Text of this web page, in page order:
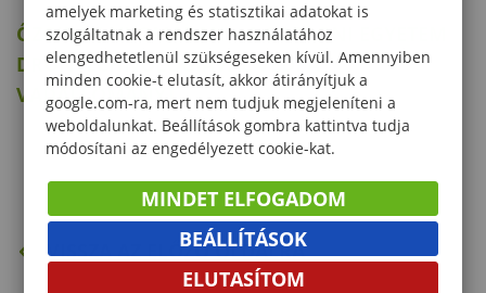
ŐZGIDÁK NYOMÁBAN – A SOPRONI EGYETEM
DRÓNTECHNOLÓGIÁVAL VÉDI A
VADÁLLOMÁNYT
VISSZA AZ ELŐZŐ OLDALRA
amelyek marketing és statisztikai adatokat is
szolgáltatnak a rendszer használatához
elengedhetetlenül szükségeseken kívül. Amennyiben
minden cookie-t elutasít, akkor átirányítjuk a
google.com-ra, mert nem tudjuk megjeleníteni a
weboldalunkat. Beállítások gombra kattintva tudja
módosítani az engedélyezett cookie-kat.
MINDET ELFOGADOM
BEÁLLÍTÁSOK
ELUTASÍTOM